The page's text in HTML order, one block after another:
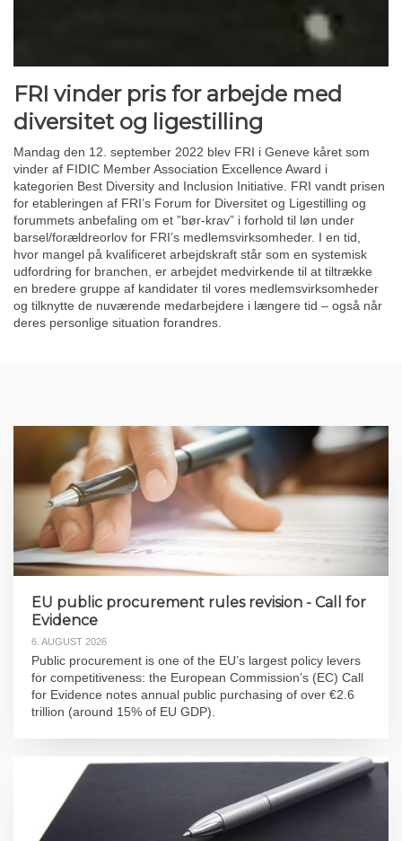
FRI vinder pris for arbejde med
diversitet og ligestilling
Mandag den 12. september 2022 blev FRI i Geneve kåret som
vinder af FIDIC Member Association Excellence Award i
kategorien Best Diversity and Inclusion Initiative. FRI vandt prisen
for etableringen af FRI’s Forum for Diversitet og Ligestilling og
forummets anbefaling om et ”bør-krav” i forhold til løn under
barsel/forældreorlov for FRI’s medlemsvirksomheder. I en tid,
hvor mangel på kvalificeret arbejdskraft står som en systemisk
udfordring for branchen, er arbejdet medvirkende til at tiltrække
en bredere gruppe af kandidater til vores medlemsvirksomheder
og tilknytte de nuværende medarbejdere i længere tid – også når
deres personlige situation forandres.
EU public procurement rules revision - Call for
Evidence
6. AUGUST 2026
Public procurement is one of the EU’s largest policy levers
for competitiveness: the European Commission’s (EC) Call
for Evidence notes annual public purchasing of over €2.6
trillion (around 15% of EU GDP).